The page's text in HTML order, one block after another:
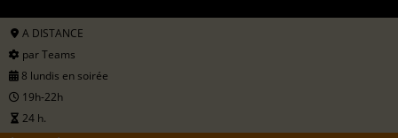
A DISTANCE
par Teams
8 lundis en soirée
19h-22h
24 h.